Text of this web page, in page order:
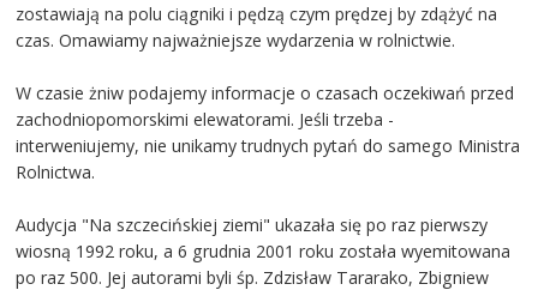
zostawiają na polu ciągniki i pędzą czym prędzej by zdążyć na
czas. Omawiamy najważniejsze wydarzenia w rolnictwie.
W czasie żniw podajemy informacje o czasach oczekiwań przed
zachodniopomorskimi elewatorami. Jeśli trzeba -
interweniujemy, nie unikamy trudnych pytań do samego Ministra
Rolnictwa.
Audycja "Na szczecińskiej ziemi" ukazała się po raz pierwszy
wiosną 1992 roku, a 6 grudnia 2001 roku została wyemitowana
po raz 500. Jej autorami byli śp. Zdzisław Tararako, Zbigniew